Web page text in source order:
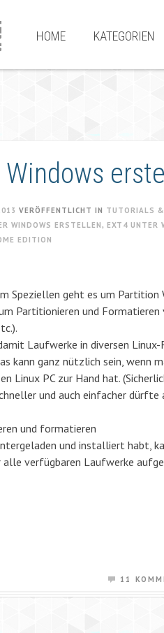
HOME KATEGORIEN
VERÖFFENTLICHT IN TUTORIALS
WINDOWS ERSTELLEN , EXT4 UNTER
EDITION
Speziellen geht es um Partition
Partitionieren und
Laufwerke in diversen
kann ganz nützlich sein, wenn
Linux PC zur Hand hat.
und auch einfacher
und formatieren
und installiert habt,
alle verfügbaren Laufwerke
11